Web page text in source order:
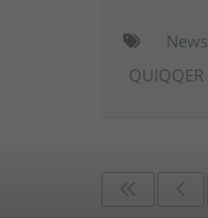
News
QUIQQER